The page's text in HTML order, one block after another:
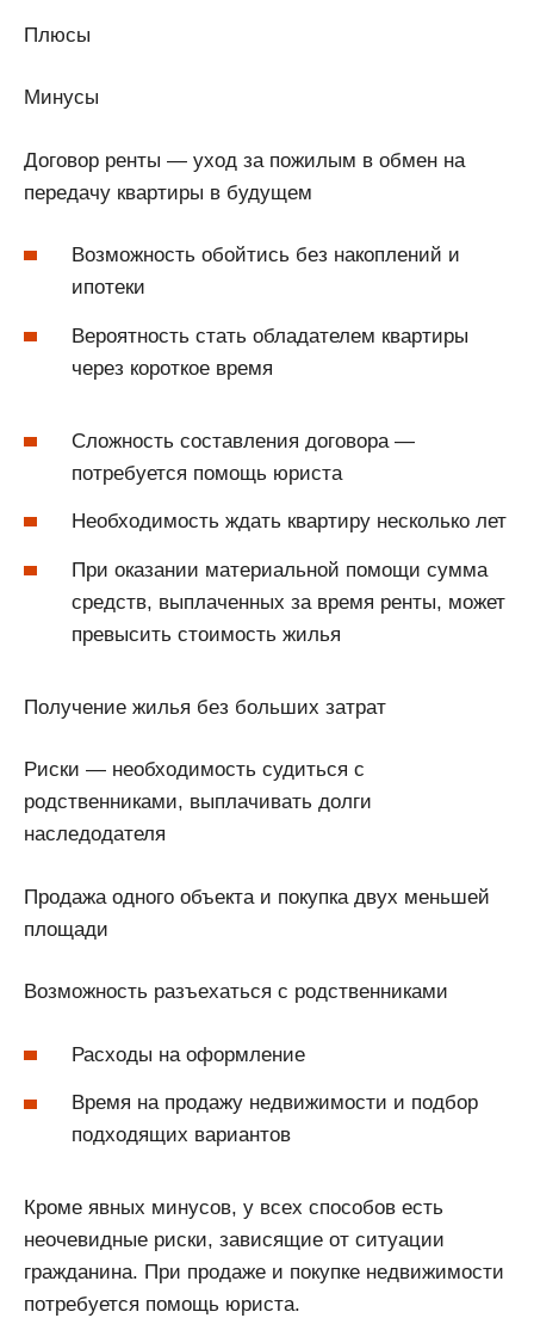
Плюсы
Минусы
Договор ренты — уход за пожилым в обмен на
передачу квартиры в будущем
Возможность обойтись без накоплений и
ипотеки
Вероятность стать обладателем квартиры
через короткое время
Сложность составления договора —
потребуется помощь юриста
Необходимость ждать квартиру несколько лет
При оказании материальной помощи сумма
средств, выплаченных за время ренты, может
превысить стоимость жилья
Получение жилья без больших затрат
Риски — необходимость судиться с
родственниками, выплачивать долги
наследодателя
Продажа одного объекта и покупка двух меньшей
площади
Возможность разъехаться с родственниками
Расходы на оформление
Время на продажу недвижимости и подбор
подходящих вариантов
Кроме явных минусов, у всех способов есть
неочевидные риски, зависящие от ситуации
гражданина. При продаже и покупке недвижимости
потребуется помощь юриста.